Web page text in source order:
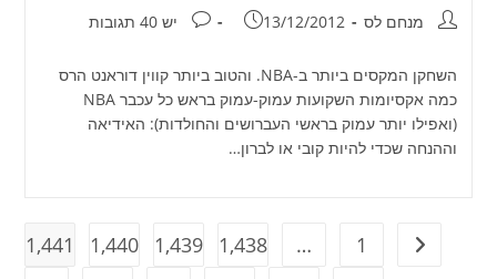
מחבר:מנחם לס פורסם:
13/12/2012 תגובות:
יש 40 תגובות
השחקן המקסים ביותר ב-NBA. והטוב ביותר קווין דוראנט הרס
כמה אקסיומות השקועות עמוק-עמוק בראש כל עכבר NBA
(ואפילו יותר עמוק בראשי העברושים והחולדות): האידיאה
וההנחה שכדי להיות קובי או לברון…
מעבר לעמוד הקודם
1
…
1,438
1,439
1,440
1,441